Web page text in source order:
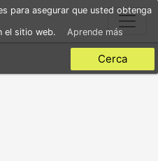
para asegurar que usted obtenga
el sitio web. Aprende más
Cerca